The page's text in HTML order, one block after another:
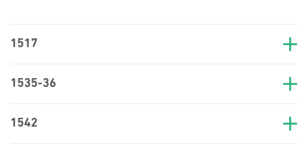
1517
1535-36
1542